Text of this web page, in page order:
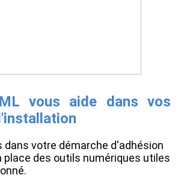
vous aide dans vos
dans votre démarche d'adhésion
place des outils numériques utiles